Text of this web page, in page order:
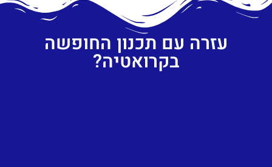
עזרה עם תכנון החופשה
בקרואטיה?